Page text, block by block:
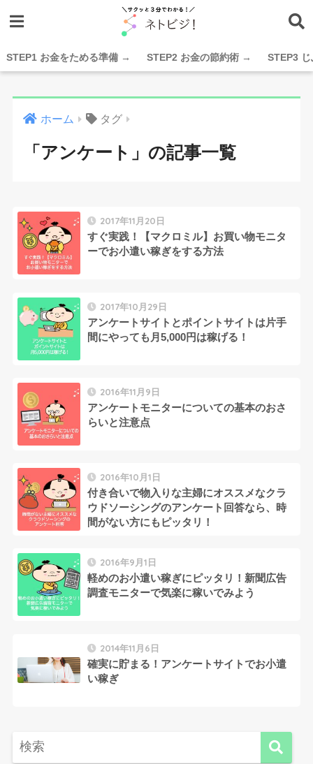
STEP1 お金をためる準備 → STEP2 お金の節約術 → STEP3
ホーム タグ
「アンケート」の記事一覧
2017年11月20日
すぐ実践！【マクロミル】お買い物モニタ
ーでお小遣い稼ぎをする方法
2017年10月29日
アンケートサイトとポイントサイトは片手
間にやっても月5,000円は稼げる！
2016年11月9日
アンケートモニターについての基本のおさ
らいと注意点
2016年10月1日
付き合いで物入りな主婦にオススメなクラ
ウドソーシングのアンケート回答なら、時
間がない方にもピッタリ！
2016年9月1日
軽めのお小遣い稼ぎにピッタリ！新聞広告
調査モニターで気楽に稼いでみよう
2014年11月6日
確実に貯まる！アンケートサイトでお小遣
い稼ぎ